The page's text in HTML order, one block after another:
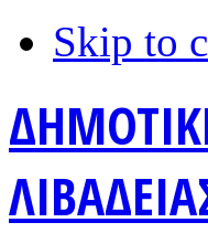
Skip to